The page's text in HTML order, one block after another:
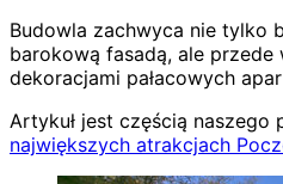
Budowla zachwyca nie tylko
barokową fasadą, ale
dekoracjami pałacowych
Artykuł jest częścią naszego
największych atrakcjach